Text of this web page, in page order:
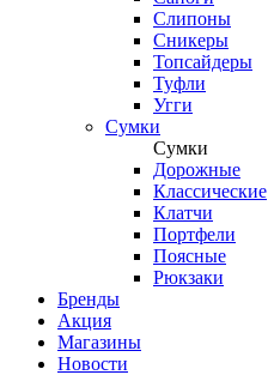
Слипоны
Сникеры
Топсайдеры
Туфли
Угги
Сумки
Сумки
Дорожные
Классические
Клатчи
Портфели
Поясные
Рюкзаки
Бренды
Акция
Магазины
Новости